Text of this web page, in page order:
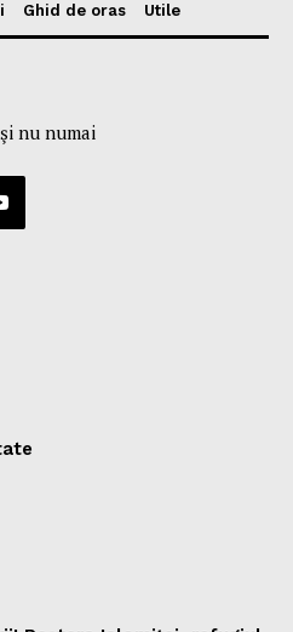
Ghid de oras Utile
nu numai